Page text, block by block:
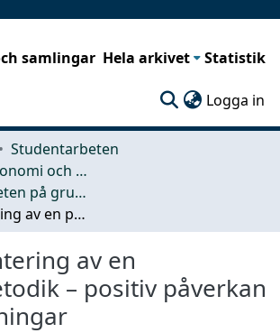
samlingar Hela arkivet Statistik
Logga in
Studentarbeten
Teknikens ekonomi och organisation
Examensarbeten på grundnivå
Implementering av en projektmetodik – positiv påverkan och utmaningar
av en
– positiv påverkan